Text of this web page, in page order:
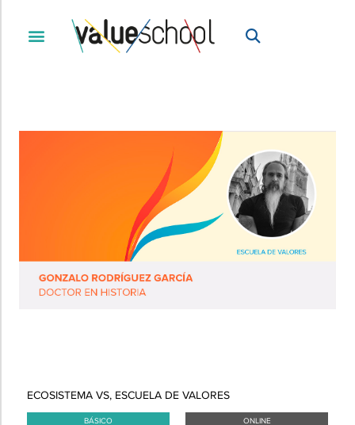
ECOSISTEMA VS, ESCUELA DE VALORES
BÁSICO ONLINE